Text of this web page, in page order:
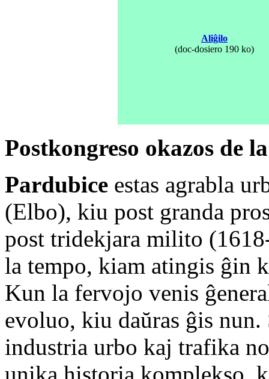
Aliĝilo
(doc-dosiero 190 ko)
Postkongreso okazos de
Pardubice estas agrabla
(Elbo), kiu post granda
post tridekjara milito
la tempo, kiam atingis ĝin
Kun la fervojo venis
evoluo, kiu daŭras ĝis nun.
industria urbo kaj trafika
unika historia komplekso,